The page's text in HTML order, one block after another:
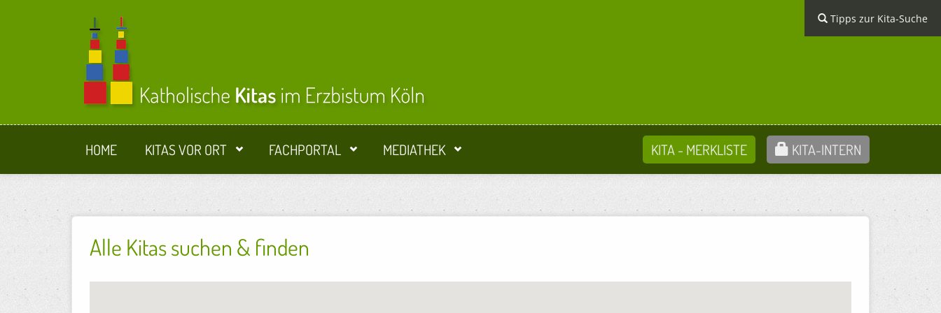
Tipps zur Kita-Suche
HOME KITAS VOR ORT FACHPORTAL MEDIATHEK KITA-INTERN
KITA - MERKLISTE
Alle Kitas suchen & finden